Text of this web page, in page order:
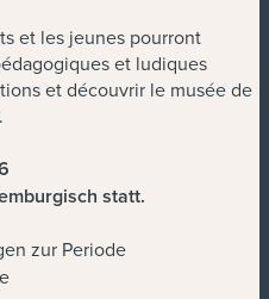
et les jeunes pourront
et ludiques
et découvrir le musée de
statt.
zur Periode